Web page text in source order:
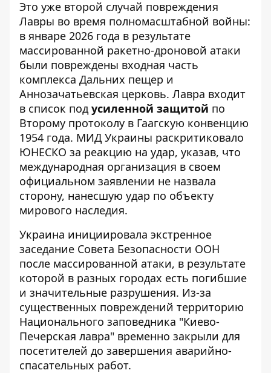
Это уже второй случай повреждения
Лавры во время полномасштабной войны:
в январе 2026 года в результате
массированной ракетно-дроновой атаки
были повреждены входная часть
комплекса Дальних пещер и
Аннозачатьевская церковь. Лавра входит
в список под усиленной защитой по
Второму протоколу в Гаагскую конвенцию
1954 года. МИД Украины раскритиковало
ЮНЕСКО за реакцию на удар, указав, что
международная организация в своем
официальном заявлении не назвала
сторону, нанесшую удар по объекту
мирового наследия.
Украина инициировала экстренное
заседание Совета Безопасности ООН
после массированной атаки, в результате
которой в разных городах есть погибшие
и значительные разрушения. Из-за
существенных повреждений территорию
Национального заповедника "Киево-
Печерская лавра" временно закрыли для
посетителей до завершения аварийно-
спасательных работ.